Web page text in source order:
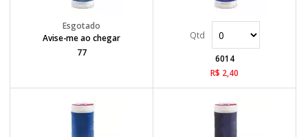
Avise-me ao chegar
77
6014
R$ 2,40